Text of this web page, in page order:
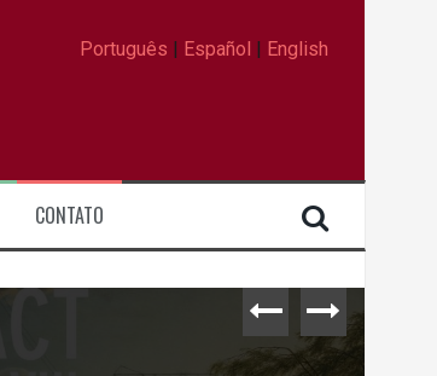
Português | Español | English
CONTATO